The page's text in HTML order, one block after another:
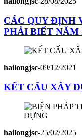
CÁC QUY ĐỊNH
PHẢI BIẾT NĂM
hailongjsc-09/12/2021
KẾT CẤU XÂY
hailongjsc-25/02/2025